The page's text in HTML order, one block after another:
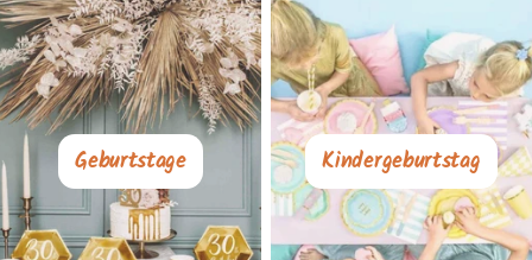
Geburtstage Kindergeburtstag